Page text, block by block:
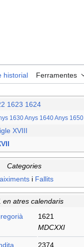
historial Ferramentes
1623 1624
1630Anys 1640Anys 1650
XVIII
Categories
i Fallits
en atres calendaris
1621
MDCXXI
2374